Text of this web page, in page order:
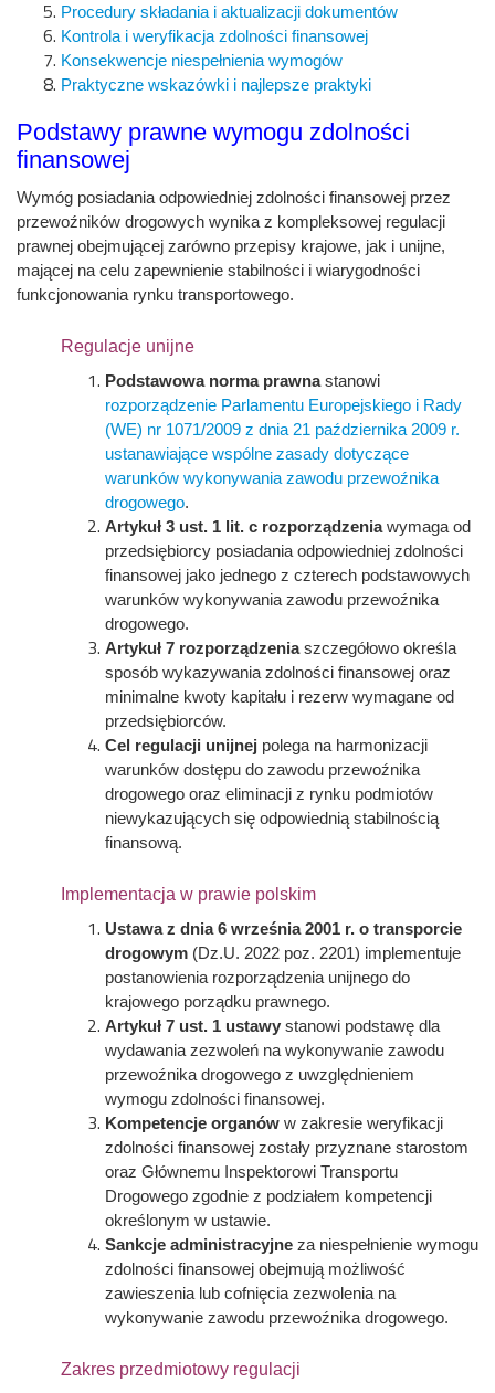
Procedury składania i aktualizacji dokumentów
Kontrola i weryfikacja zdolności finansowej
Konsekwencje niespełnienia wymogów
Praktyczne wskazówki i najlepsze praktyki
Podstawy prawne wymogu zdolności
finansowej
Wymóg posiadania odpowiedniej zdolności finansowej przez
przewoźników drogowych wynika z kompleksowej regulacji
prawnej obejmującej zarówno przepisy krajowe, jak i unijne,
mającej na celu zapewnienie stabilności i wiarygodności
funkcjonowania rynku transportowego.
Regulacje unijne
Podstawowa norma prawnastanowi
rozporządzenie Parlamentu Europejskiego i Rady
(WE) nr 1071/2009 z dnia 21 października 2009 r.
ustanawiające wspólne zasady dotyczące
warunków wykonywania zawodu przewoźnika
drogowego.
Artykuł 3 ust. 1 lit. c rozporządzeniawymaga od
przedsiębiorcy posiadania odpowiedniej zdolności
finansowej jako jednego z czterech podstawowych
warunków wykonywania zawodu przewoźnika
drogowego.
Artykuł 7 rozporządzeniaszczegółowo określa
sposób wykazywania zdolności finansowej oraz
minimalne kwoty kapitału i rezerw wymagane od
przedsiębiorców.
Cel regulacji unijnej polega na harmonizacji
warunków dostępu do zawodu przewoźnika
drogowego oraz eliminacji z rynku podmiotów
niewykazujących się odpowiednią stabilnością
finansową.
Implementacja w prawie polskim
Ustawa z dnia 6 września 2001 r. o transporcie
drogowym (Dz.U. 2022 poz. 2201) implementuje
postanowienia rozporządzenia unijnego do
krajowego porządku prawnego.
Artykuł 7 ust. 1 ustawy stanowi podstawę dla
wydawania zezwoleń na wykonywanie zawodu
przewoźnika drogowego z uwzględnieniem
wymogu zdolności finansowej.
Kompetencje organów w zakresie weryfikacji
zdolności finansowej zostały przyznane starostom
oraz Głównemu Inspektorowi Transportu
Drogowego zgodnie z podziałem kompetencji
określonym w ustawie.
Sankcje administracyjne za niespełnienie wymogu
zdolności finansowej obejmują możliwość
zawieszenia lub cofnięcia zezwolenia na
wykonywanie zawodu przewoźnika drogowego.
Zakres przedmiotowy regulacji